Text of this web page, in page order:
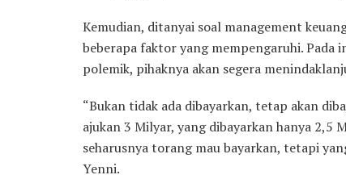
Kemudian, ditanyai soal management
beberapa faktor yang mempengaruhi. Pada
polemik, pihaknya akan segera
“Bukan tidak ada dibayarkan, tetap akan
ajukan 3 Milyar, yang dibayarkan hanya 2,5
seharusnya torang mau bayarkan, tetapi
Yenni.